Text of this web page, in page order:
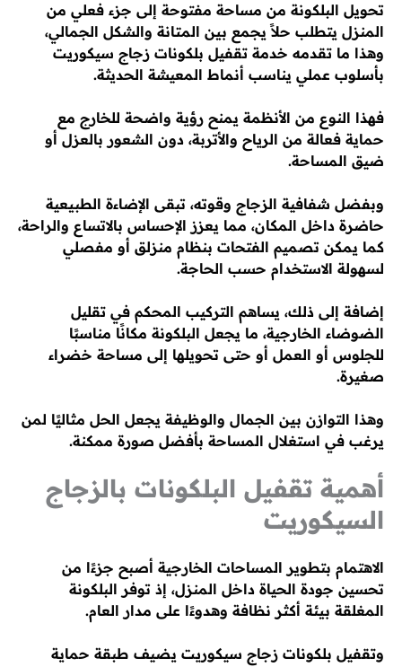
تحويل البلكونة من مساحة مفتوحة إلى جزء فعلي من
المنزل يتطلب حلاً يجمع بين المتانة والشكل الجمالي،
وهذا ما تقدمه خدمة تقفيل بلكونات زجاج سيكوريت
بأسلوب عملي يناسب أنماط المعيشة الحديثة.
فهذا النوع من الأنظمة يمنح رؤية واضحة للخارج مع
حماية فعالة من الرياح والأتربة، دون الشعور بالعزل أو
ضيق المساحة.
وبفضل شفافية الزجاج وقوته، تبقى الإضاءة الطبيعية
حاضرة داخل المكان، مما يعزز الإحساس بالاتساع والراحة،
كما يمكن تصميم الفتحات بنظام منزلق أو مفصلي
لسهولة الاستخدام حسب الحاجة.
إضافة إلى ذلك، يساهم التركيب المحكم في تقليل
الضوضاء الخارجية، ما يجعل البلكونة مكانًا مناسبًا
للجلوس أو العمل أو حتى تحويلها إلى مساحة خضراء
صغيرة.
وهذا التوازن بين الجمال والوظيفة يجعل الحل مثاليًا لمن
يرغب في استغلال المساحة بأفضل صورة ممكنة.
أهمية تقفيل البلكونات بالزجاج
السيكوريت
الاهتمام بتطوير المساحات الخارجية أصبح جزءًا من
تحسين جودة الحياة داخل المنزل، إذ توفر البلكونة
المغلقة بيئة أكثر نظافة وهدوءًا على مدار العام.
وتقفيل بلكونات زجاج سيكوريت يضيف طبقة حماية